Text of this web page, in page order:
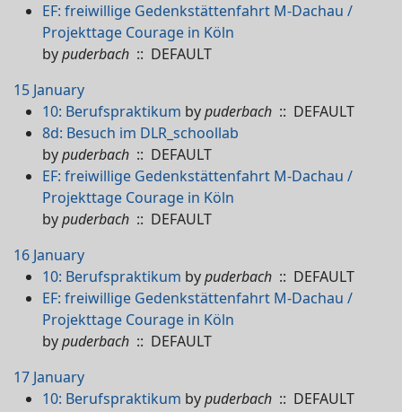
EF: freiwillige Gedenkstättenfahrt M-Dachau /
Projekttage Courage in Köln
bypuderbach :: DEFAULT
15 January
10: Berufspraktikum bypuderbach :: DEFAULT
8d: Besuch im DLR_schoollab
bypuderbach :: DEFAULT
EF: freiwillige Gedenkstättenfahrt M-Dachau /
Projekttage Courage in Köln
bypuderbach :: DEFAULT
16 January
10: Berufspraktikum bypuderbach :: DEFAULT
EF: freiwillige Gedenkstättenfahrt M-Dachau /
Projekttage Courage in Köln
bypuderbach :: DEFAULT
17 January
10: Berufspraktikum bypuderbach :: DEFAULT